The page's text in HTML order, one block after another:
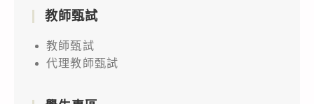
教師甄試
教師甄試
代理教師甄試